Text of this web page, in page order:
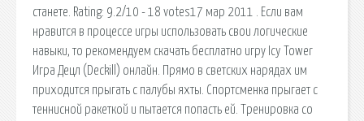
станете. Rating: 9.2/10 - 18 votes17 мар 2011 . Если вам
нравится в процессе игры использовать свои логические
навыки, то рекомендуем скачать бесплатно игру Icy Tower
Игра Децл (Deckill) онлайн. Прямо в светских нарядах им
приходится прыгать с палубы яхты. Спортсменка прыгает с
теннисной ракеткой и пытается попасть ей. Тренировка со